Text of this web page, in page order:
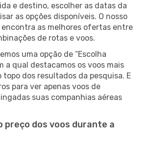
e destino, escolher as datas da
as opções disponíveis. O nosso
as melhores ofertas entre
de rotas e voos.
uma opção de “Escolha
a qual destacamos os voos mais
dos resultados da pesquisa. E
para ver apenas voos de
suas companhias aéreas
preço dos voos durante a